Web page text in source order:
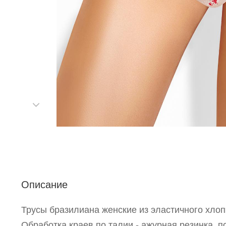
Описание
Трусы бразилиана женские из эластичного